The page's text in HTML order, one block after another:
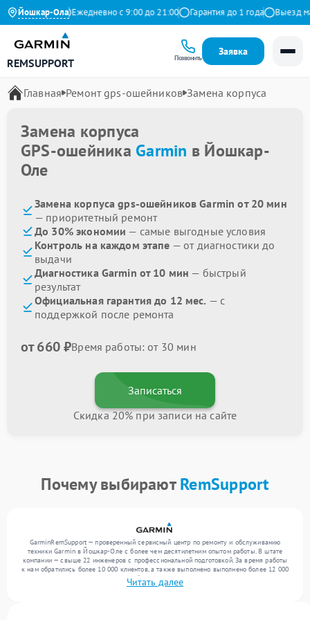
Йошкар-Ола
на Яндекс Ежедневно с 9:00 до 21:00 Гарантия до 1 года Выезд
REMSUPPORT Позвонить
Заявка
Главная Ремонт gps-ошейников Замена корпуса
Замена корпуса
GPS-ошейника Garmin в Йошкар-
Оле
Замена корпуса gps-ошейников Garmin от 20 мин
— приоритетный ремонт
До 30% экономии — самые выгодные условия
Контроль на каждом этапе — от диагностики до
выдачи
Диагностика Garmin от 10 мин — быстрый
результат
Официальная гарантия до 12 мес. — с
поддержкой после ремонта
от 660 ₽Время работы: от 30 мин
Записаться
Скидка 20% при записи на сайте
Почему выбираютRemSupport
GarminRemSupport — проверенный сервисный центр по ремонту и обслуживанию
техники Garmin в Йошкар-Оле с более чем десятилетним опытом работы. В штате
компании — свыше 22 инженеров с профессиональной подготовкой. За время работы
к нам обратились более 10 000 клиентов, а также выполнено выполнено более 12 000
ремонтов. Ежемесячно в сервисный центр поступает свыше 300 единиц техники,
включая , , . Мы работаем с широким спектром неисправностей и обеспечиваем
Читать далее